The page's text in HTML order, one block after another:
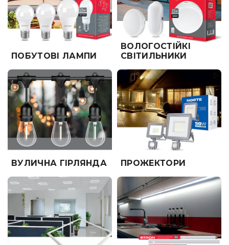
ПОБУТОВІ ЛАМПИ
ВОЛОГОСТІЙКІ
СВІТИЛЬНИКИ
ВУЛИЧНА ГІРЛЯНДА ПРОЖЕКТОРИ